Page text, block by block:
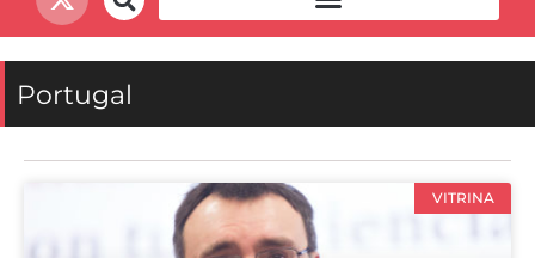
Portugal
VITRINA